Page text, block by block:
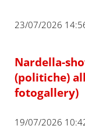
23/07/2026
Nardella-
(politiche)
fotogallery)
19/07/2026